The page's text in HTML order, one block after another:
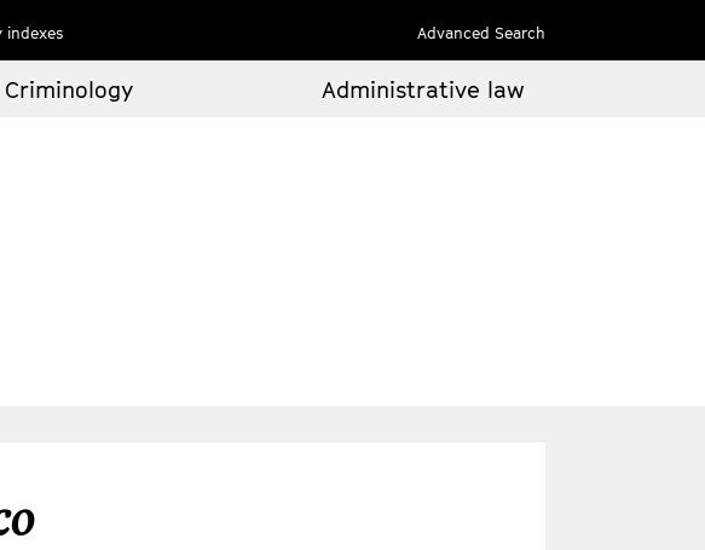
indexes Advanced Search
Criminology Administrative law